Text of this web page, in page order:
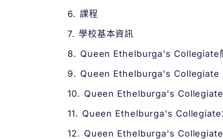
課程
學校基本資訊
Queen Ethelburga's Collegiate
Queen Ethelburga's Collegiate
Queen Ethelburga's Collegiate
Queen Ethelburga's
Queen Ethelburga's Collegiate